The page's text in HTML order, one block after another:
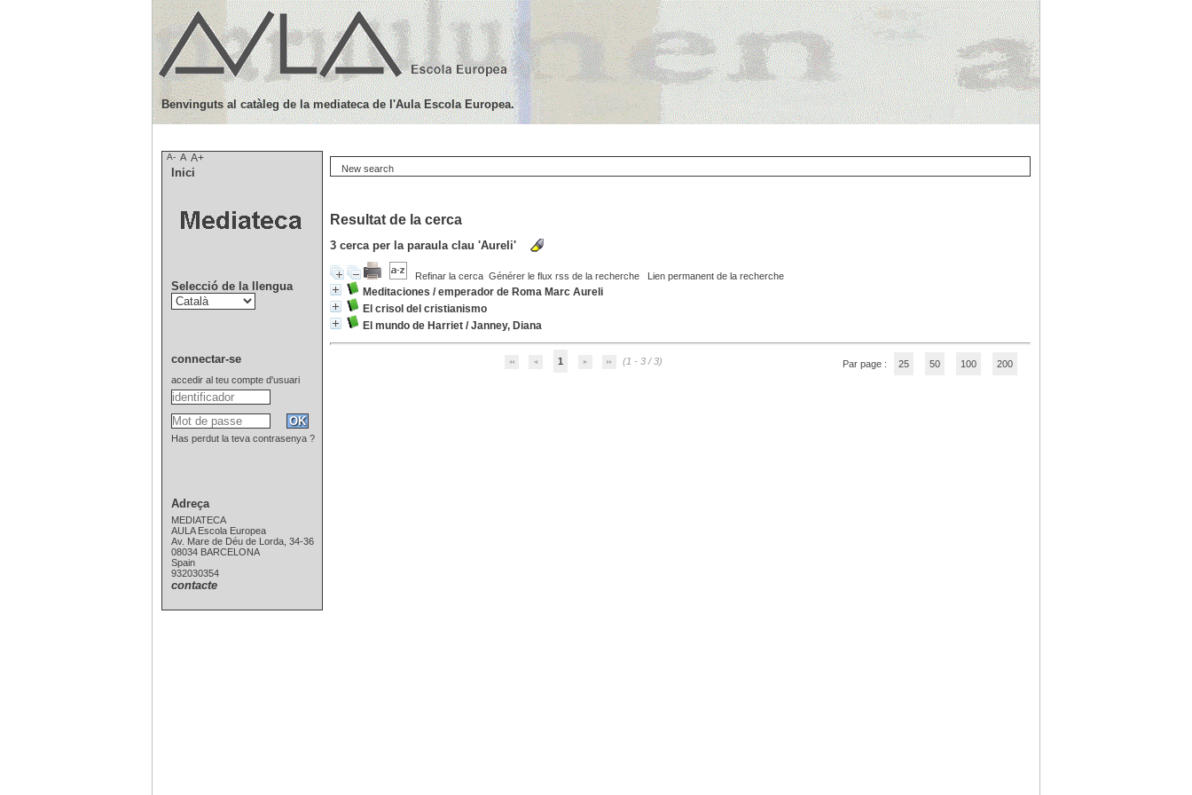
New search
Resultat de la cerca
3 cerca per la paraula clau 'Aureli'
Refinar la cerca Générer le flux rss de la recherche Lien permanent de la recherche
Meditaciones /emperador de Roma Marc Aureli
El crisol del cristianismo
El mundo de Harriet /Janney, Diana
1 (1 - 3 / 3) Par page : 25 50 100 200
Benvinguts al catàleg de la mediateca de l'Aula Escola Europea.
A- A A+
Inici
Selecció de la llengua
connectar-se
accedir al teu compte d'usuari
Has perdut la teva contrasenya ?
Adreça
MEDIATECA
AULA Escola Europea
Av. Mare de Déu de Lorda, 34-36
08034 BARCELONA
Spain
932030354
contacte